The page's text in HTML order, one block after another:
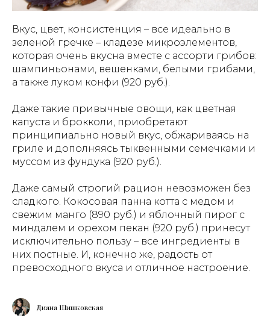
Вкус, цвет, консистенция – все идеально в
зеленой гречке – кладезе микроэлементов,
которая очень вкусна вместе с ассорти грибов:
шампиньонами, вешенками, белыми грибами,
а также луком конфи (920 руб.).
Даже такие привычные овощи, как цветная
капуста и брокколи, приобретают
принципиально новый вкус, обжариваясь на
гриле и дополняясь тыквенными семечками и
муссом из фундука (920 руб.).
Даже самый строгий рацион невозможен без
сладкого. Кокосовая панна котта с медом и
свежим манго (890 руб.) и яблочный пирог с
миндалем и орехом пекан (920 руб.) принесут
исключительно пользу – все ингредиенты в
них постные. И, конечно же, радость от
превосходного вкуса и отличное настроение.
Диана Шишковская